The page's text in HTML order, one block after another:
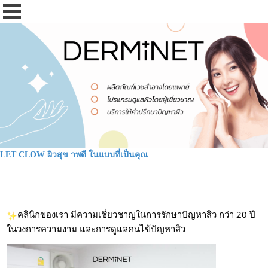
LET CLOW ผิวสุข าพดี ในแบบที่เป็นคุณ
คลินิกของเรา มีความเชี่ยวชาญในการรักษาปัญหาสิว กว่า 20 ปี
ในวงการความงาม และการดูแลคนไข้ปัญหาสิว